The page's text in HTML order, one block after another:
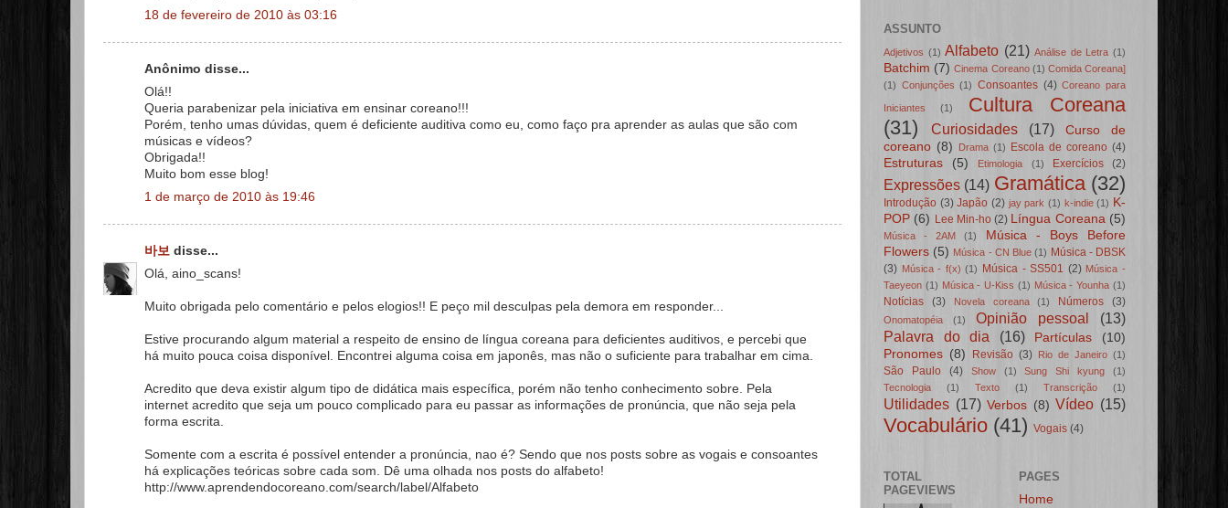
18 de fevereiro de 2010 às 03:16
Anônimo disse...
Olá!!
Queria parabenizar pela iniciativa em ensinar coreano!!!
Porém, tenho umas dúvidas, quem é deficiente auditiva como eu, como faço pra aprender as aulas que são com
músicas e vídeos?
Obrigada!!
Muito bom esse blog!
1 de março de 2010 às 19:46
바보 disse...
Olá, aino_scans!
Muito obrigada pelo comentário e pelos elogios!! E peço mil desculpas pela demora em responder...
Estive procurando algum material a respeito de ensino de língua coreana para deficientes auditivos, e percebi que
há muito pouca coisa disponível. Encontrei alguma coisa em japonês, mas não o suficiente para trabalhar em cima.
Acredito que deva existir algum tipo de didática mais específica, porém não tenho conhecimento sobre. Pela
internet acredito que seja um pouco complicado para eu passar as informações de pronúncia, que não seja pela
forma escrita.
Somente com a escrita é possível entender a pronúncia, nao é? Sendo que nos posts sobre as vogais e consoantes
há explicações teóricas sobre cada som. Dê uma olhada nos posts do alfabeto!
http://www.aprendendocoreano.com/search/label/Alfabeto
ASSUNTO
Adjetivos (1) Alfabeto (21) Análise de Letra (1)
Batchim (7) Cinema Coreano (1) Comida Coreana]
(1) Conjunções (1) Consoantes (4) Coreano para
Iniciantes (1)
Cultura Coreana
(31)
Curiosidades (17)
Curso de
coreano (8) Drama (1) Escola de coreano (4)
Estruturas (5) Etimologia (1) Exercícios (2)
Expressões (14) Gramática (32)
Introdução (3) Japão (2) jay park (1) k-indie (1) K-
POP (6) Lee Min-ho (2) Língua Coreana (5)
Música - 2AM (1)
Música - Boys Before
Flowers (5) Música - CN Blue (1) Música - DBSK
(3) Música - f(x) (1) Música - SS501 (2) Música -
Taeyeon (1) Música - U-Kiss (1) Música - Younha (1)
Notícias (3) Novela coreana (1) Números (3)
Onomatopéia (1) Opinião pessoal
(13)
Palavra do dia
(16) Partículas
(10)
Pronomes (8) Revisão (3) Rio de Janeiro (1)
São Paulo (4) Show (1) Sung Shi kyung
(1)
Tecnologia
(1) Texto (1) Transcrição (1)
Utilidades (17) Verbos (8) Vídeo (15)
Vocabulário (41) Vogais (4)
TOTAL
PAGEVIEWS
PAGES
Home